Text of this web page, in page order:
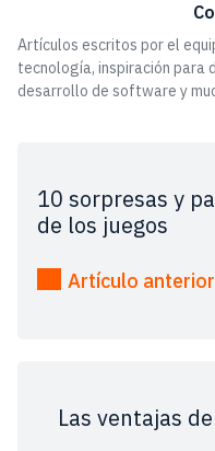
Artículos escritos por el
tecnología, inspiración para
desarrollo de software y
10 sorpresas y
de los juegos
Artículo anterior
Las ventajas